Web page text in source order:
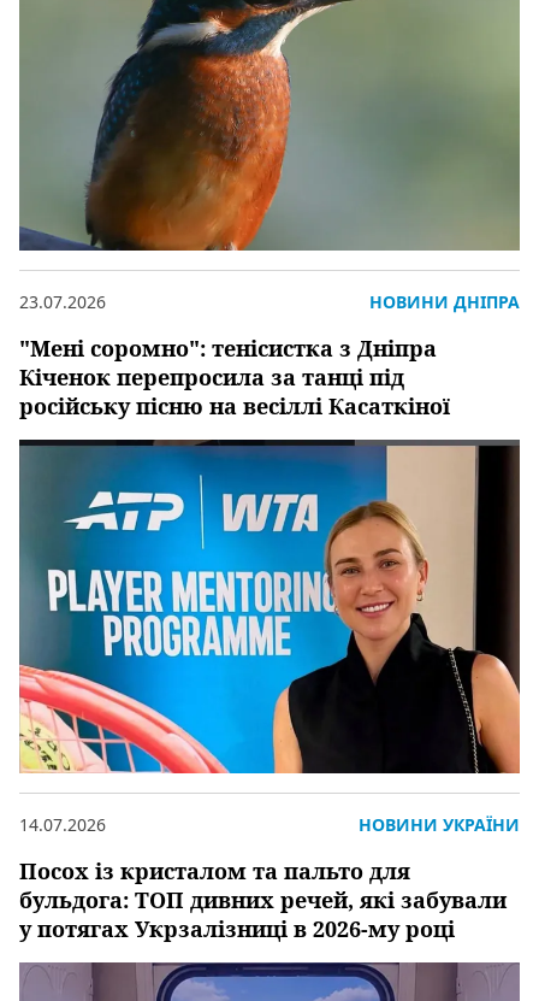
"Мені соромно": тенісистка з Дніпра
Кіченок перепросила за танці під
російську пісню на весіллі Касаткіної
23.07.2026 НОВИНИ ДНІПРА
Посох із кристалом та пальто для
бульдога: ТОП дивних речей, які забували
у потягах Укрзалізниці в 2026-му році
14.07.2026 НОВИНИ УКРАЇНИ